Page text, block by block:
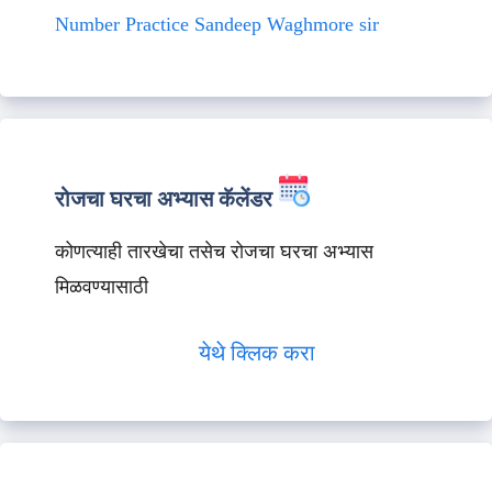
Number Practice Sandeep Waghmore sir
रोजचा घरचा अभ्यास कॅलेंडर
कोणत्याही तारखेचा तसेच रोजचा घरचा अभ्यास
मिळवण्यासाठी
येथे क्लिक करा